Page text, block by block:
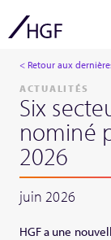
< Retour aux
ACTUALITÉS
Six
nominé
2026
juin 2026
HGF a une